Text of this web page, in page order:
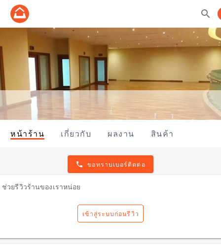
search
หน้าร้าน เกี่ยวกับ ผลงาน สินค้า
phone ขอทราบเบอร์ติดต่อ
ช่วยรีวิวร้านของเราหน่อย
เข้าสู่ระบบก่อนรีวิว